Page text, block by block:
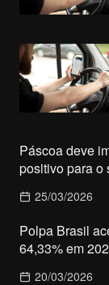
Páscoa deve
positivo para o
25/03/2026
Polpa Brasil
64,33% em
20/03/2026